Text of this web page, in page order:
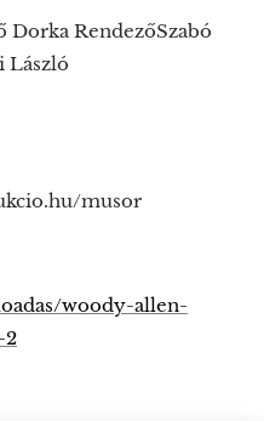
Dorka RendezőSzabó
László
musor
woody-allen-
2